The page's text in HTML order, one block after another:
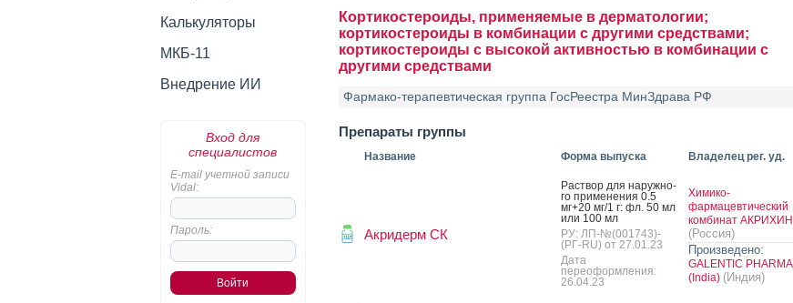
Калькуляторы
МКБ-11
Внедрение ИИ
Вход для
специалистов
E-mail учетной записи
Vidal:
Пароль:
Кортикостероиды, применяемые в дерматологии;
кортикостероиды в комбинации с другими средствами;
кортикостероиды с высокой активностью в комбинации с
другими средствами
Фармако-терапевтическая группа ГосРеестра МинЗдрава РФ
Препараты группы
Название Форма выпуска Владелец рег. уд.
Акридерм СК
Рас­твор для на­руж­но­
го при­мене­ния 0.5
мг+20 мг/1 г: фл. 50 мл
или 100 мл
РУ: ЛП-№(001743)-
(РГ-RU) от 27.01.23
Дата
переоформления:
26.04.23
Химико-
фармацевтический
комбинат АКРИХИН
(Россия)
Произведено:
GALENTIC PHARMA
(India) (Индия)